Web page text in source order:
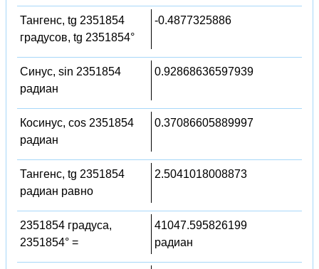
Тангенс, tg 2351854
градусов, tg 2351854°
-0.4877325886
Синус, sin 2351854
радиан
0.92868636597939
Косинус, cos 2351854
радиан
0.37086605889997
Тангенс, tg 2351854
радиан равно
2.5041018008873
2351854 градуса,
2351854° =
41047.595826199
радиан